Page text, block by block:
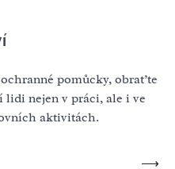
pomůcky, obraťte
lidi nejen v práci, ale i ve
aktivitách.
⟶